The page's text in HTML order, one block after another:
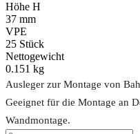
Höhe H
37 mm
VPE
25 Stück
Nettogewicht
0.151 kg
Ausleger zur Montage von
Geeignet für die Montage an
Wandmontage.